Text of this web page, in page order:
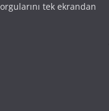
tek ekrandan